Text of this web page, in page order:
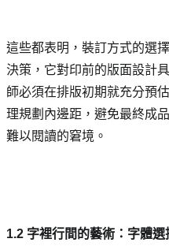
這些都表明，裝訂方式的選
決策，它對印前的版面設計
師必須在排版初期就充分預
理規劃內邊距，避免最終成
難以閱讀的窘境。
1.2 字裡行間的藝術：字體